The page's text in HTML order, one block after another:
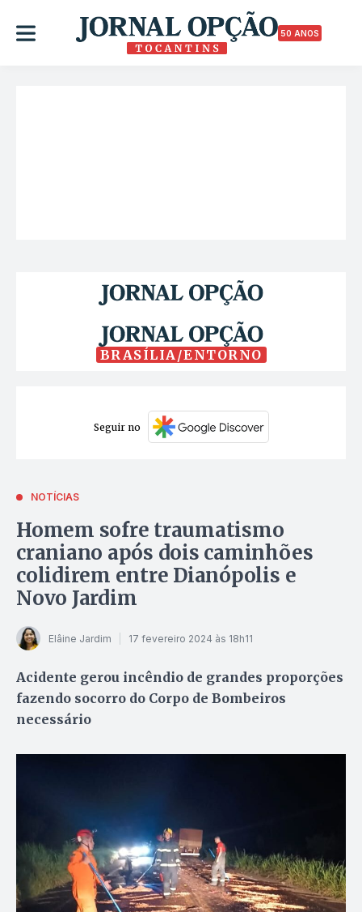
50 ANOS
BRASÍLIA/ENTORNO
Seguir no
NOTÍCIAS
Homem sofre traumatismo
craniano após dois caminhões
colidirem entre Dianópolis e
Novo Jardim
Elâine Jardim 17 fevereiro 2024 às 18h11
Acidente gerou incêndio de grandes proporções
fazendo socorro do Corpo de Bombeiros
necessário